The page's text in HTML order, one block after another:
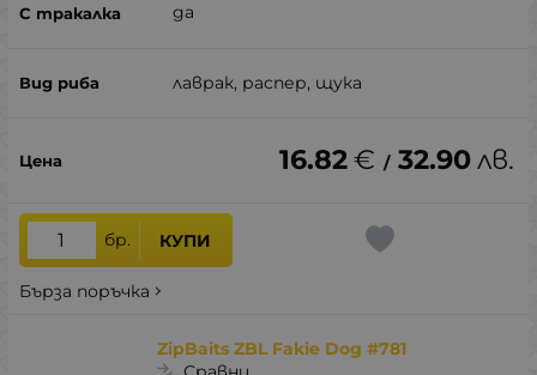
да
лаврак, распер, щука
16.82€ / 32.90лв.
бр. КУПИ
Бърза поръчка
ZipBaits ZBL Fakie Dog #781